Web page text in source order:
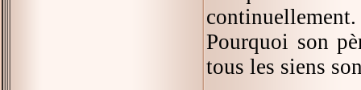
Pourquoi son
tous les siens